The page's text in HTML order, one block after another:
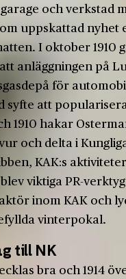
och verkstad
uppskattad nyhet
I oktober 1910
anläggningen på
för
syfte att
1910 hakar
och delta i
KAK:s
viktiga PR-
inom KAK och
vinterpokal.
till NK
bra och 1914